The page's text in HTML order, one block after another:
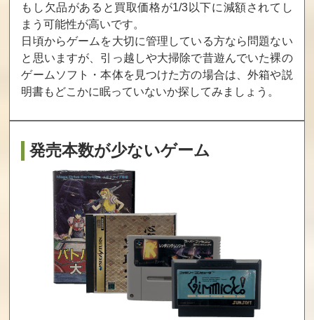
たいむゾーン
買取価格
12,800
電撃ビッグバ
ン！
買取価格
12,460
アイドル八犬伝
買取価格
12,100
の一週間
買取価格
12,000
帝国の逆襲
買取価格
12,000
ウエスタンキッ
買取価格
12,000
スーパー魂斗
羅
買取価格
11,000 11,000
もし欠品があると買取価格が1/3以下に減額されてし
まう可能性が高いです。
日頃からゲームを大切に管理している方なら問題ない
と思いますが、引っ越しや大掃除で昔遊んでいた裸の
ゲームソフト・本体を見つけた方の場合は、外箱や説
明書もどこかに眠っていないか探してみましょう。
発売本数が少ないゲーム